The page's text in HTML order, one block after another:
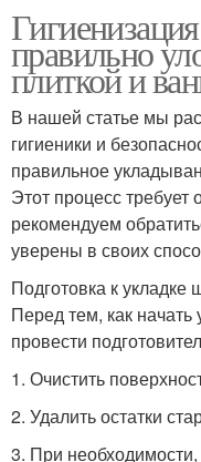
правильно
плиткой и
В нашей статье мы
гигиеники и
правильное
Этот процесс
рекомендуем
уверены в своих
Подготовка к укладке
Перед тем, как
провести
1. Очистить
2. Удалить остатки
3. При необходимости,